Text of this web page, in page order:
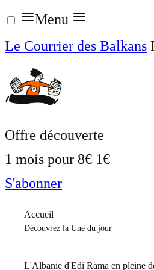
Aller
au
contenu
Menu
Le Courrier des Balkans
Offre découverte
1 mois pour 8€ 1€
S'abonner
Accueil
Découvrez la Une du jour
L'Albanie d'Edi Rama en pleine